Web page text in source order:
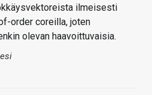
ilmeisesti
order coreilla, joten
olevan haavoittuvaisia.